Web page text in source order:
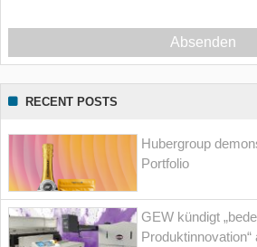
Absenden
RECENT POSTS
Hubergroup
Portfolio
GEW kündigt